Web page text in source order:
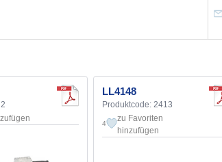
LL4148
Produktcode: 2413
4
zu Favoriten
hinzufügen